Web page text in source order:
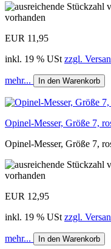
vorhanden
EUR 11,95
inkl. 19 % USt zzgl.
mehr... In den Warenkorb
Opinel-Messer, Größe 7,
Opinel-Messer, Größe 7,
vorhanden
EUR 12,95
inkl. 19 % USt zzgl.
mehr... In den Warenkorb